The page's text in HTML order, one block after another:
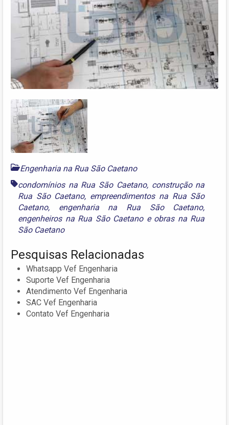
Engenharia na Rua São Caetano
condomínios na Rua São Caetano, construção na
Rua São Caetano, empreendimentos na Rua São
Caetano, engenharia na Rua São Caetano,
engenheiros na Rua São Caetanoe obras na Rua
São Caetano
Pesquisas Relacionadas
Whatsapp Vef Engenharia
Suporte Vef Engenharia
Atendimento Vef Engenharia
SAC Vef Engenharia
Contato Vef Engenharia